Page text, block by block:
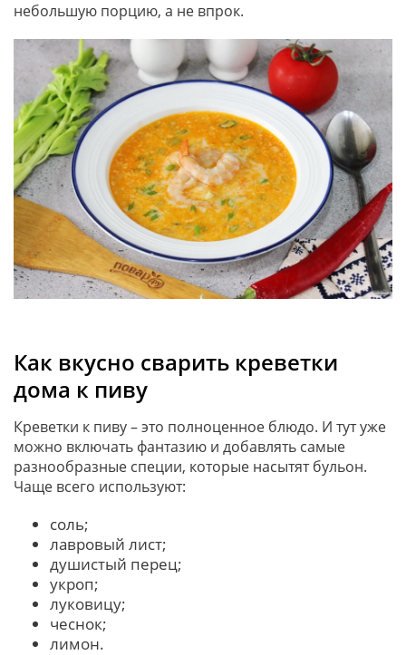
небольшую порцию, а не впрок.
Как вкусно сварить креветки
дома к пиву
Креветки к пиву – это полноценное блюдо. И тут уже
можно включать фантазию и добавлять самые
разнообразные специи, которые насытят бульон.
Чаще всего используют:
соль;
лавровый лист;
душистый перец;
укроп;
луковицу;
чеснок;
лимон.